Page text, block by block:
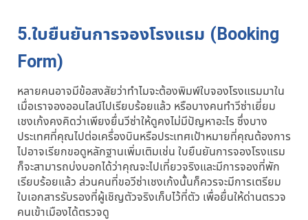
5.ใบยืนยันการจองโรงแรม (Booking
Form)
หลายคนอาจมีข้อสงสัยว่าทำไมจะต้องพิมพ์ใบจองโรงแรมมาใน
เมื่อเราจองออนไลน์ไปเรียบร้อยแล้ว หรือบางคนทำวีซ่าเยี่ยม
เชงเก้งคงคิดว่าเพียงยื่นวีซ่าให้ดูคงไม่มีปัญหาอะไร ซึ่งบาง
ประเทศที่คุณไปต่อเครื่องบินหรือประเทศเป้าหมายที่คุณต้องการ
ไปอาจเรียกขอดูหลักฐานเพิ่มเติมเช่น ใบยืนยันการจองโรงแรม
ก็จะสามารถบ่งบอกได้ว่าคุณจะไปเที่ยวจริงและมีการจองที่พัก
เรียบร้อยแล้ว ส่วนคนที่ขอวีซ่าเชงเก้งนั้นก็ควรจะมีการเตรียม
ใบเอกสารรับรองที่ผู้เชิญตัวจริงเก็บไว้ที่ตัว เพื่อยื่นให้ด่านตรวจ
คนเข้าเมืองได้ตรวจดู